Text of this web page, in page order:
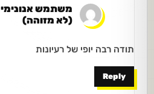
משתמש אנונימי
(לא מזוהה)
תודה רבה יופי של רעיונות
Reply